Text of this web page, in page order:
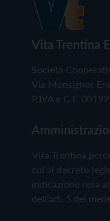
Vita Trentina
Società
Via Monsignor
P.IVA e C.F.
Vita Trentina
cui al decreto
Indicazione resa
dell'art. 5 del